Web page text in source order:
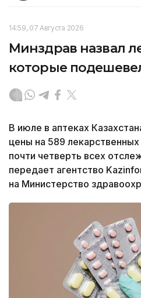
14:59, 07 Августа 2026
Минздрав назвал
которые
В июле в аптеках
цены на 589
почти четверть всех
передает агентство
на Министерство